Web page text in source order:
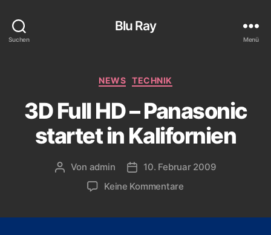
Suchen
Blu Ray
Menü
Kategorien
NEWS TECHNIK
3D Full HD – Panasonic
startet in Kalifornien
Beitragsautor
Von admin Veröffentlichungsdatum
10. Februar 2009
Keine Kommentarezu